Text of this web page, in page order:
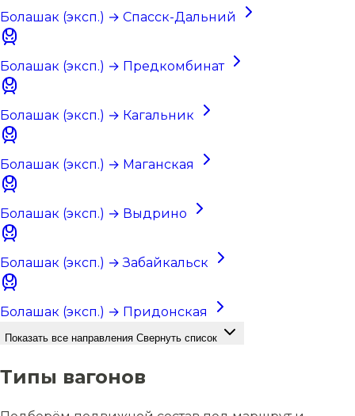
Болашак (эксп.) → Спасск-Дальний
Болашак (эксп.) → Предкомбинат
Болашак (эксп.) → Кагальник
Болашак (эксп.) → Маганская
Болашак (эксп.) → Выдрино
Болашак (эксп.) → Забайкальск
Болашак (эксп.) → Придонская
Показать все направления Свернуть список
Типы вагонов